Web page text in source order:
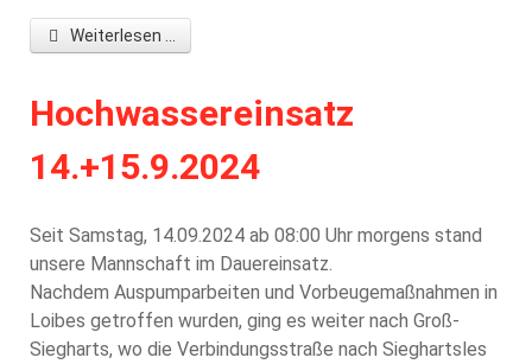
Weiterlesen ...
Hochwassereinsatz
14.+15.9.2024
Seit Samstag, 14.09.2024 ab 08:00 Uhr morgens stand
unsere Mannschaft im Dauereinsatz.
Nachdem Auspumparbeiten und Vorbeugemaßnahmen in
Loibes getroffen wurden, ging es weiter nach Groß-
Siegharts, wo die Verbindungsstraße nach Sieghartsles